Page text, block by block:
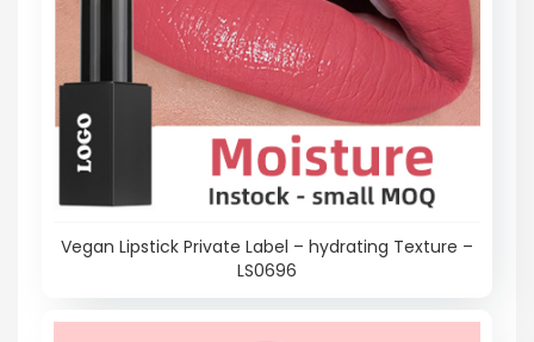
Vegan Lipstick Private Label – hydrating Texture –
LS0696